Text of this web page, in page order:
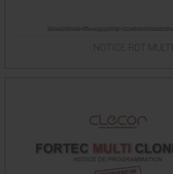
NOTICE RDT MULTI